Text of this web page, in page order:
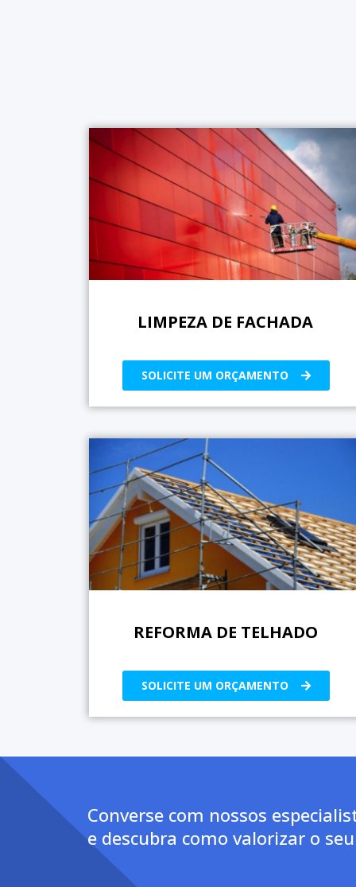
LIMPEZA DE FACHADA
SOLICITE UM ORÇAMENTO
REFORMA DE TELHADO
SOLICITE UM ORÇAMENTO
Converse com nossos
e descubra como valorizar o